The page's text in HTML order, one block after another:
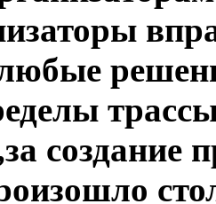
создание